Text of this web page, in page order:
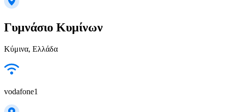
Γυμνάσιο Κυμίνων
Κύμινα, Ελλάδα
vodafone1